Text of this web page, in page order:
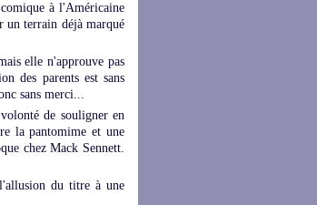
à l'Américaine
un terrain déjà marqué
elle n'approuve pas
des parents est sans
sans merci...
de souligner en
la pantomime et une
chez Mack Sennett.
du titre à une